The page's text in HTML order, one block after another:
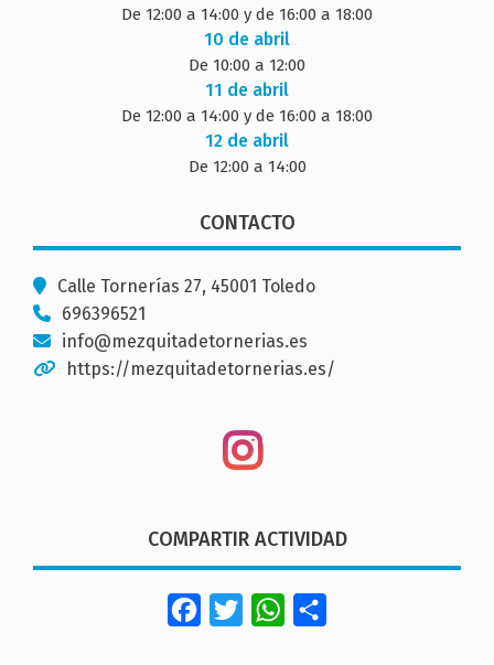
De 12:00 a 14:00 y de 16:00 a 18:00
10 de abril
De 10:00 a 12:00
11 de abril
De 12:00 a 14:00 y de 16:00 a 18:00
12 de abril
De 12:00 a 14:00
CONTACTO
Calle Tornerías 27, 45001 Toledo
696396521
info@mezquitadetornerias.es
https://mezquitadetornerias.es/
COMPARTIR ACTIVIDAD
FacebookTwitterWhatsApp